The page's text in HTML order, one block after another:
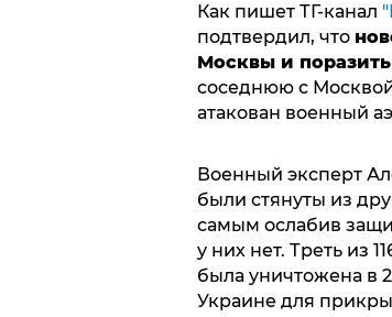
Как пишет ТГ-канал
подтвердил, что
Москвы и
соседнюю с
атакован военный
Военный эксперт
были стянуты из
самым ослабив
у них нет. Треть из
была уничтожена в
Украине для